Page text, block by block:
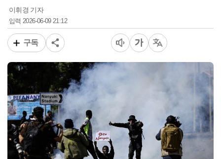
이휘경 기자
입력2026-06-09 21:12
구독